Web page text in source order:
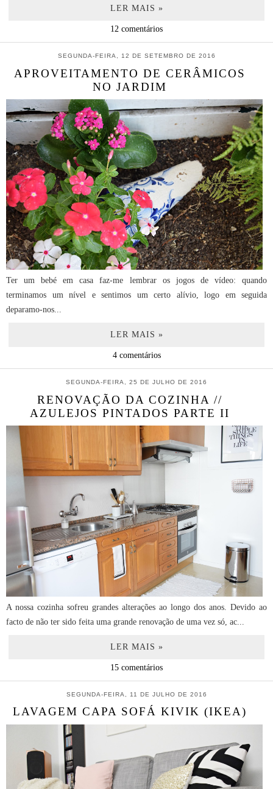
LER MAIS »
12 comentários
SEGUNDA-FEIRA, 12 DE SETEMBRO DE 2016
APROVEITAMENTO DE CERÂMICOS
NO JARDIM
Ter um bebé em casa faz-me lembrar os jogos de vídeo: quando
terminamos um nível e sentimos um certo alívio, logo em seguida
deparamo-nos...
LER MAIS »
4 comentários
SEGUNDA-FEIRA, 25 DE JULHO DE 2016
RENOVAÇÃO DA COZINHA //
AZULEJOS PINTADOS PARTE II
A nossa cozinha sofreu grandes alterações ao longo dos anos. Devido ao
facto de não ter sido feita uma grande renovação de uma vez só, ac...
LER MAIS »
15 comentários
SEGUNDA-FEIRA, 11 DE JULHO DE 2016
LAVAGEM CAPA SOFÁ KIVIK (IKEA)